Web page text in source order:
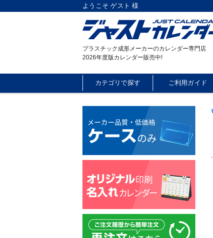
ようこそ ゲスト 様
プラスチック成形メーカーのカレンダー専門店
2026年度版カレンダー販売中!
カテゴリで探す ご利用ガイド